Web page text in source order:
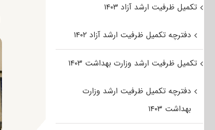
تکمیل ظرفیت ارشد آزاد ۱۴۰۳
دفترچه تکمیل ظرفیت ارشد آزاد ۱۴۰۲
تکمیل ظرفیت ارشد وزارت بهداشت ۱۴۰۳
دفترچه تکمیل ظرفیت ارشد وزارت
بهداشت ۱۴۰۳